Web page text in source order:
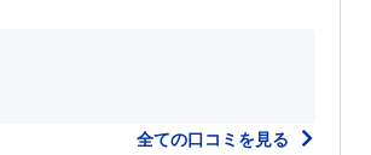
全ての口コミを見る